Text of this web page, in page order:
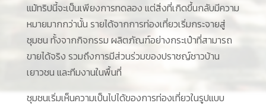
แม้ทริปนี้จะเป็นเพียงการทดลอง แต่สิ่งที่เกิดขึ้นกลับมีความ
หมายมากกว่านั้น รายได้จากการท่องเที่ยวเริ่มกระจายสู่
ชุมชน ทั้งจากกิจกรรม ผลิตภัณฑ์อย่างกระเป๋าที่สามารถ
ขายได้จริง รวมถึงการมีส่วนร่วมของปราชญ์ชาวบ้าน
เยาวชน และทีมงานในพื้นที่
ชุมชนเริ่มเห็นความเป็นไปได้ของการท่องเที่ยวในรูปแบบ